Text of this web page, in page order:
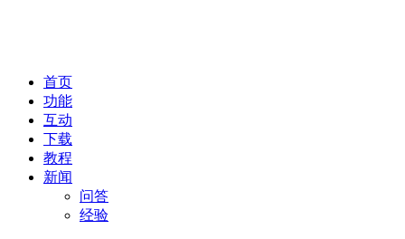
首页
功能
互动
下载
教程
新闻
问答
经验